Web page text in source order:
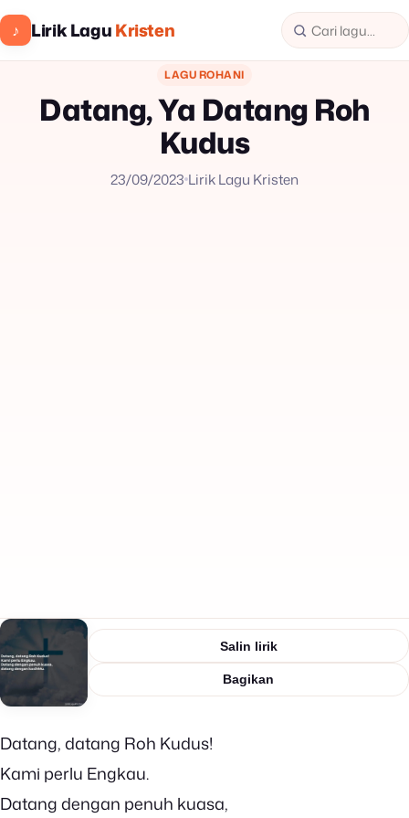
♪ Lirik LaguKristen
LAGU ROHANI
Datang, Ya Datang Roh
Kudus
23/09/2023 Lirik Lagu Kristen
Salin lirik
Bagikan
Datang, datang Roh Kudus!
Kami perlu Engkau.
Datang dengan penuh kuasa,